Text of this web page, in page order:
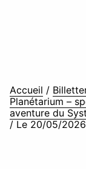
Accueil /
Planétarium –
aventure du
/ Le 20/05/